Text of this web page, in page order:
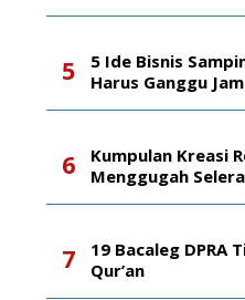
5 Ide Bisnis
Harus Ganggu
Kumpulan Kreasi
Menggugah
19 Bacaleg DPRA
Qur’an